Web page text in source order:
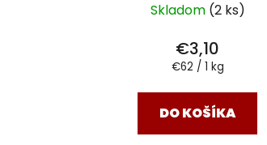
Skladom (2 ks)
€3,10
Jednotková
€62 / 1 kg
DO KOŠÍKA